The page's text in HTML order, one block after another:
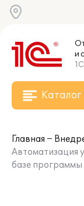
и
Каталог
Главная
Автоматизация
базе программы